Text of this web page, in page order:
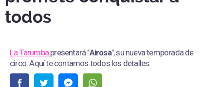
todos
La Tarumba presentará "Airosa", su nueva temporada de
circo. Aquí te contamos todos los detalles.